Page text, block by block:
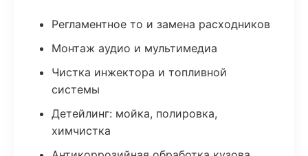
Регламентное то и замена расходников
Монтаж аудио и мультимедиа
Чистка инжектора и топливной
системы
Детейлинг: мойка, полировка,
химчистка